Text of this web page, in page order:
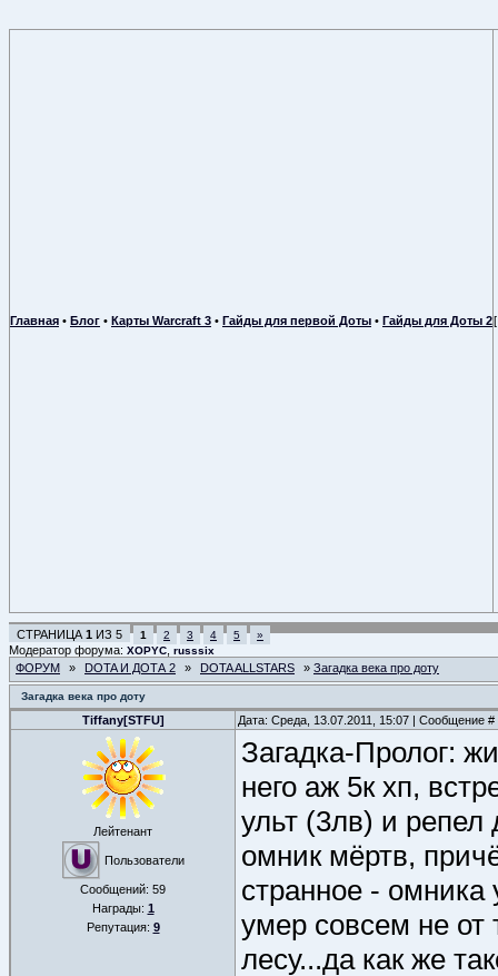
Главная • Блог • Карты Warcraft 3 • Гайды для первой Доты • Гайды для Доты 2
СТРАНИЦА 1 ИЗ 5 1 2 3 4 5 »
Модератор форума: XOPYC russsix
ФОРУМ » DOTA И ДОТА 2 » DOTA ALLSTARS » Загадка века про доту
Загадка века про доту
Tiffany[STFU] Дата: Среда, 13.07.2011, 15:07 | Сообщение #
Лейтенант
Пользователи
Сообщений: 59
Награды: 1
Репутация: 9
Загадка-Пролог:
него аж 5к хп,
ульт (3лв) и
омник мёртв,
странное - омника
умер совсем не от
лесу...да как же